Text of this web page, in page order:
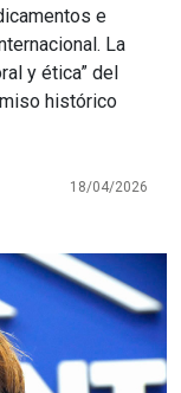
e
La
y ética” del
histórico
18/04/2026